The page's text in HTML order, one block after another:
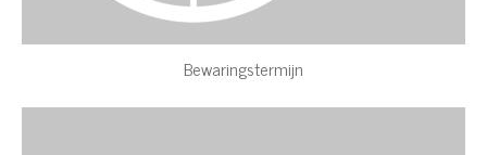
Bewaringstermijn